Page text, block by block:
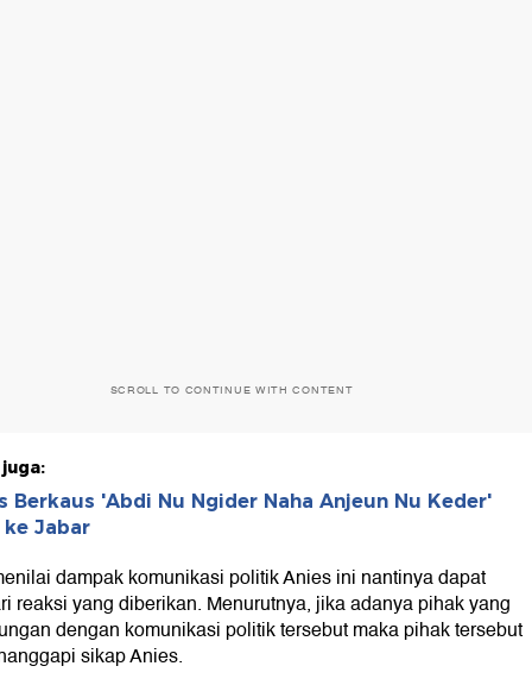
SCROLL TO CONTINUE WITH CONTENT
Berkaus 'Abdi Nu Ngider Naha Anjeun Nu Keder'
ke Jabar
dampak komunikasi politik Anies ini nantinya dapat
reaksi yang diberikan. Menurutnya, jika adanya pihak yang
dengan komunikasi politik tersebut maka pihak tersebut
sikap Anies.